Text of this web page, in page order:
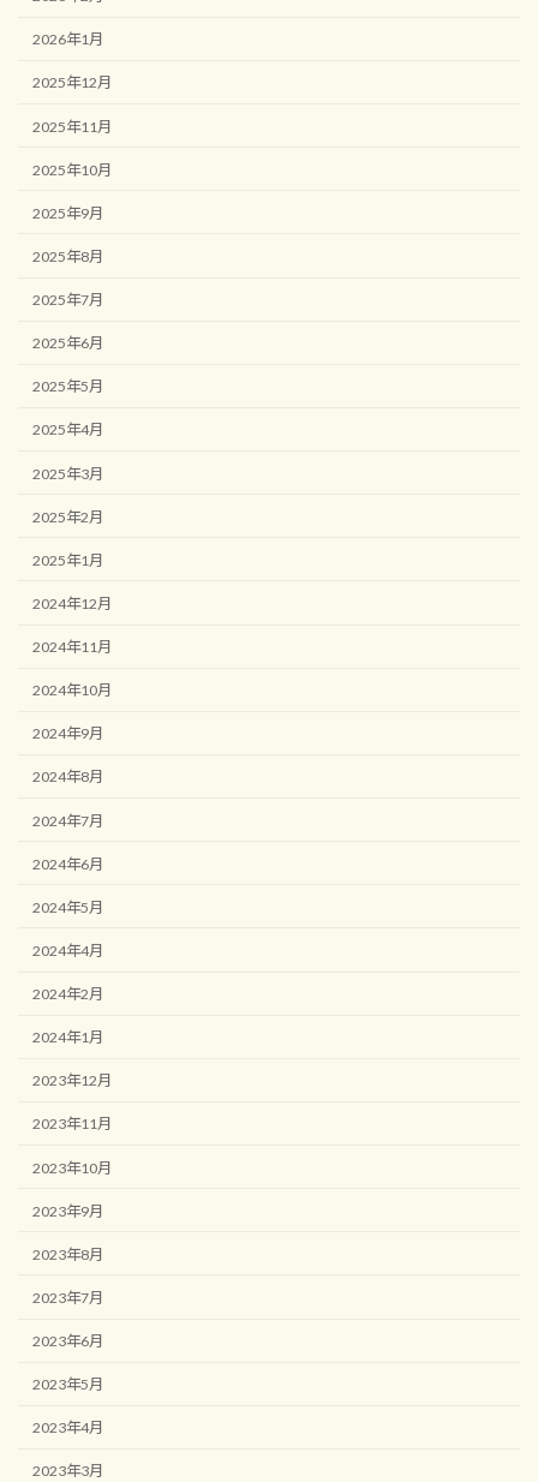
2026年1月
2025年12月
2025年11月
2025年10月
2025年9月
2025年8月
2025年7月
2025年6月
2025年5月
2025年4月
2025年3月
2025年2月
2025年1月
2024年12月
2024年11月
2024年10月
2024年9月
2024年8月
2024年7月
2024年6月
2024年5月
2024年4月
2024年2月
2024年1月
2023年12月
2023年11月
2023年10月
2023年9月
2023年8月
2023年7月
2023年6月
2023年5月
2023年4月
2023年3月